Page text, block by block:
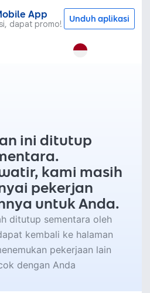
App
dapat promo! Unduh aplikasi
ini ditutup
kami masih
pekerjan
untuk Anda.
ditutup sementara oleh
kembali ke halaman
pekerjaan lain
dengan Anda